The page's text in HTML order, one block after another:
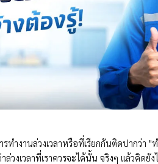
ำงานล่วงเวลาหรือที่เรียกกันติดปากว่า "
งเวลาที่เราควรจะได้นั้น จริงๆ แล้วคิดยั